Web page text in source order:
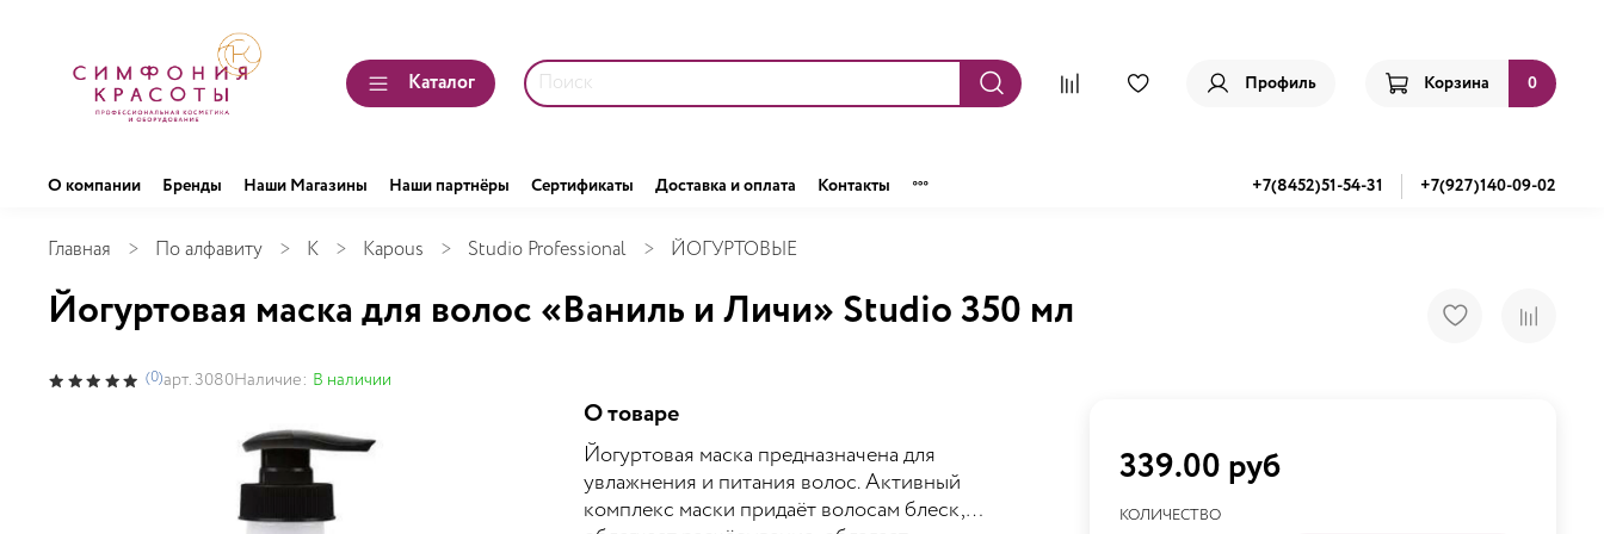
Каталог Профиль Корзина 0
О компании Бренды Наши Магазины Наши партнёры Сертификаты Доставка и оплата Контакты +7(8452)51-54-31 +7(927)140-09-02
Главная По алфавиту K Kapous Studio Professional ЙОГУРТОВЫЕ
Йогуртовая маска для волос «Ваниль и Личи» Studio 350 мл
(0)арт.3080Наличие: В наличии
О товаре
Йогуртовая маска предназначена для
увлажнения и питания волос. Активный
комплекс маски придаёт волосам блеск,
339.00 руб
КОЛИЧЕСТВО